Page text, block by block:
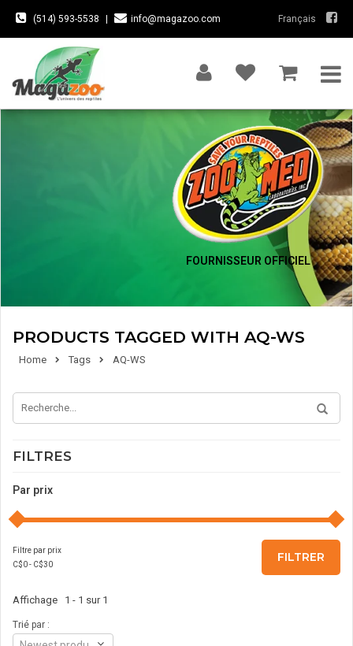
(514) 593-5538 info@magazoo.com Français
FOURNISSEUR OFFICIEL
PRODUCTS TAGGED WITH AQ-WS
Home Tags AQ-WS
FILTRES
Par prix
Filtre par prix
C$0- C$30
FILTRER
Affichage 1 - 1 sur 1
Trié par :